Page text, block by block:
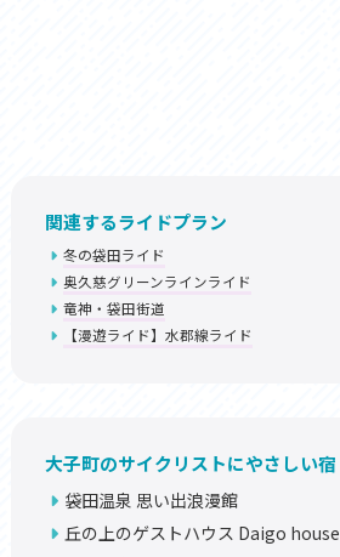
関連するライドプラン
冬の袋田ライド
奥久慈グリーンラインライド
竜神・袋田街道
【漫遊ライド】水郡線ライド
大子町のサイクリストにやさしい宿
袋田温泉 思い出浪漫館
丘の上のゲストハウス Daigo house